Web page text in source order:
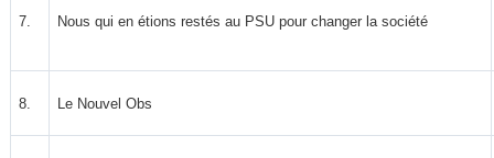
7. Nous qui en étions restés au PSU pour changer la société
8. Le Nouvel Obs